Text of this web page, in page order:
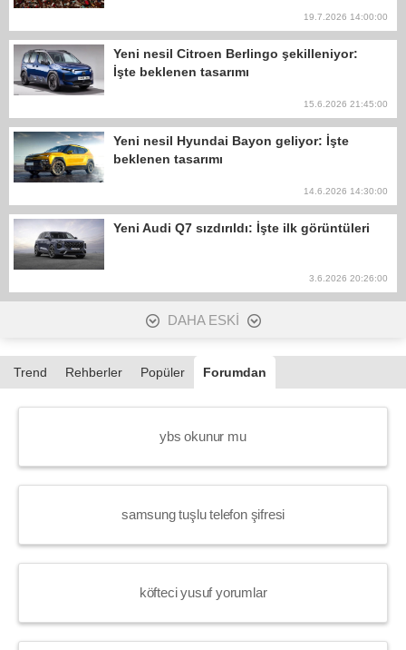
19.7.2026 14:00:00
Yeni nesil Citroen Berlingo şekilleniyor:
İşte beklenen tasarımı
15.6.2026 21:45:00
Yeni nesil Hyundai Bayon geliyor: İşte
beklenen tasarımı
14.6.2026 14:30:00
Yeni Audi Q7 sızdırıldı: İşte ilk görüntüleri
3.6.2026 20:26:00
DAHA ESKİ
Trend Rehberler Popüler Forumdan
ybs okunur mu
samsung tuşlu telefon şifresi
köfteci yusuf yorumlar